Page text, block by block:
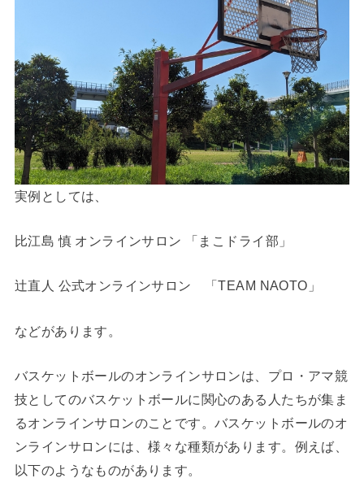
実例としては、
比江島 慎 オンラインサロン 「まこドライ部」
辻直人 公式オンラインサロン 「TEAM NAOTO」
などがあります。
バスケットボールのオンラインサロンは、プロ・アマ競
技としてのバスケットボールに関心のある人たちが集ま
るオンラインサロンのことです。バスケットボールのオ
ンラインサロンには、様々な種類があります。例えば、
以下のようなものがあります。